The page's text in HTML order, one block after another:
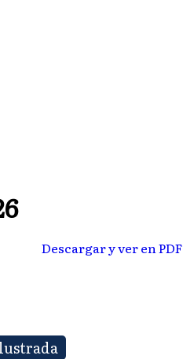
Descargar y ver en PDF